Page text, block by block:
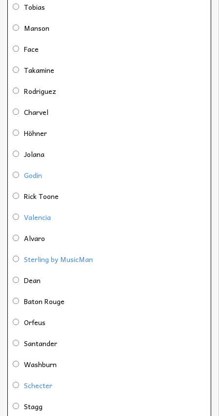
Tobias
Manson
Face
Takamine
Rodriguez
Charvel
Höhner
Jolana
Godin
Rick Toone
Valencia
Alvaro
Sterling by MusicMan
Dean
Baton Rouge
Orfeus
Santander
Washburn
Schecter
Stagg